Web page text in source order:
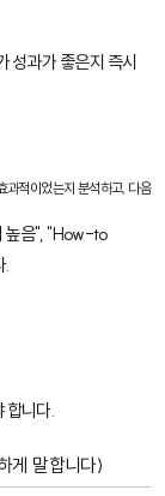
성과가 좋은지 즉시
적이었는지 분석하고, 다음
높음", "How-to
.
합니다.
게 말합니다)